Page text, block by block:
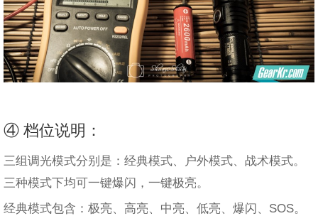
④ 档位说明：
三组调光模式分别是：经典模式、户外模式、战术模式。
三种模式下均可一键爆闪，一键极亮。
经典模式包含：极亮、高亮、中亮、低亮、爆闪、SOS。